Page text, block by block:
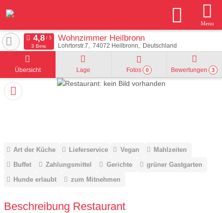
Menu
Wohnzimmer Heilbronn
Lohrtorstr.7 74072 Heilbronn Deutschland
3 Bew.
Übersicht Lage Fotos 0 Bewertungen 3
Art der Küche Lieferservice Vegan
Mahlzeiten
Buffet
Zahlungsmittel Gerichte
grüner Gastgarten
Hunde erlaubt
zum Mitnehmen
Beschreibung Restaurant